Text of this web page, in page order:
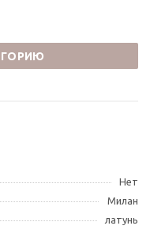
Нет
Милан
латунь